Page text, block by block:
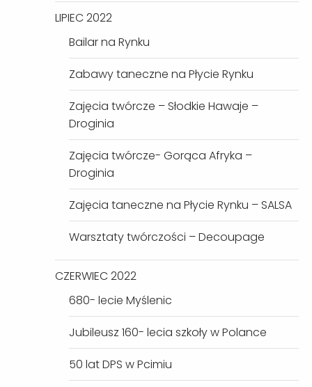
LIPIEC 2022
Bailar na Rynku
Zabawy taneczne na Płycie Rynku
Zajęcia twórcze – Słodkie Hawaje –
Droginia
Zajęcia twórcze- Gorąca Afryka –
Droginia
Zajęcia taneczne na Płycie Rynku – SALSA
Warsztaty twórczości – Decoupage
CZERWIEC 2022
680- lecie Myślenic
Jubileusz 160- lecia szkoły w Polance
50 lat DPS w Pcimiu